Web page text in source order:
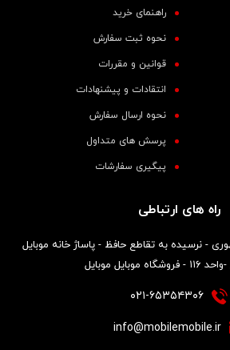
راهنمای خرید
نحوه ثبت سفارش
قوانین و مقررات
انتقادات و پیشنهادات
نحوه ارسال سفارش
پرسش های متداول
پیگیری سفارشات
راه های ارتباطی
- نرسیده به تقاطع حافظ - پاساژ خانه موبایل
موبایل موبایل
۰۲۱-۶۵۳۵۴۳۰۶
info@mobilemobile.ir